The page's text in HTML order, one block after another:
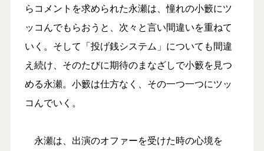
らコメントを求められた永瀬は、憧れの小籔にツ
ッコんでもらおうと、次々と言い間違いを重ねて
いく。そして「投げ銭システム」についても間違
え続け、そのたびに期待のまなざしで小籔を見つ
める永瀬。小籔は仕方なく、その一つ一つにツッ
コんでいく。
永瀬は、出演のオファーを受けた時の心境を